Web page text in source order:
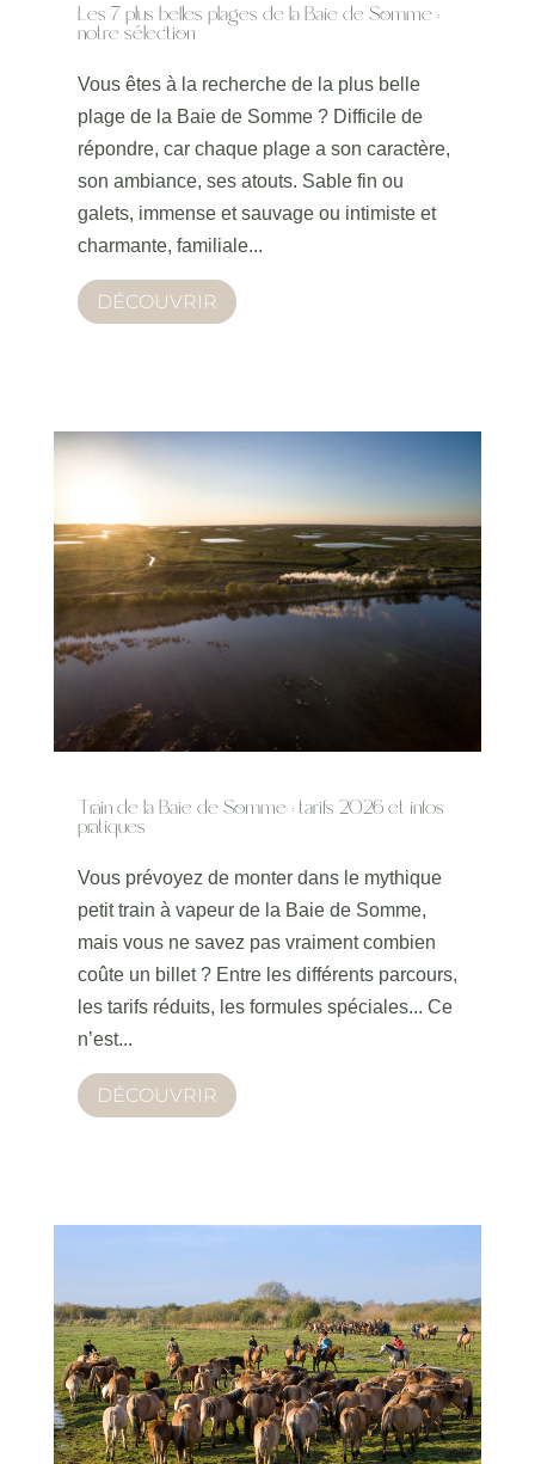
Les 7 plus belles plages de la Baie de Somme :
notre sélection
Vous êtes à la recherche de la plus belle
plage de la Baie de Somme ? Difficile de
répondre, car chaque plage a son caractère,
son ambiance, ses atouts. Sable fin ou
galets, immense et sauvage ou intimiste et
charmante, familiale...
DÉCOUVRIR
Train de la Baie de Somme : tarifs 2026 et infos
pratiques
Vous prévoyez de monter dans le mythique
petit train à vapeur de la Baie de Somme,
mais vous ne savez pas vraiment combien
coûte un billet ? Entre les différents parcours,
les tarifs réduits, les formules spéciales... Ce
n’est...
DÉCOUVRIR